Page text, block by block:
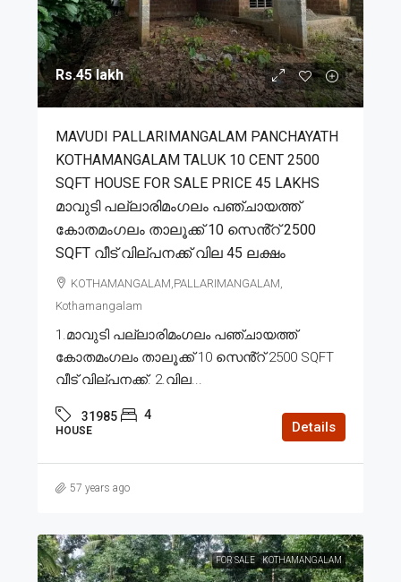
Rs.45 lakh
MAVUDI PALLARIMANGALAM PANCHAYATH
KOTHAMANGALAM TALUK 10 CENT 2500
SQFT HOUSE FOR SALE PRICE 45 LAKHS
മാവുടി പല്ലാരിമംഗലം പഞ്ചായത്ത്
കോതമംഗലം താലൂക്ക് 10 സെൻ്റ് 2500
SQFT വീട് വില്പനക്ക് വില 45 ലക്ഷം
KOTHAMANGALAM,PALLARIMANGALAM,
Kothamangalam
1.മാവുടി പല്ലാരിമംഗലം പഞ്ചായത്ത്
കോതമംഗലം താലൂക്ക് 10 സെൻ്റ് 2500 SQFT
വീട് വില്പനക്ക്. 2.വില...
31985 4
HOUSE Details
57 years ago
FOR SALE KOTHAMANGALAM